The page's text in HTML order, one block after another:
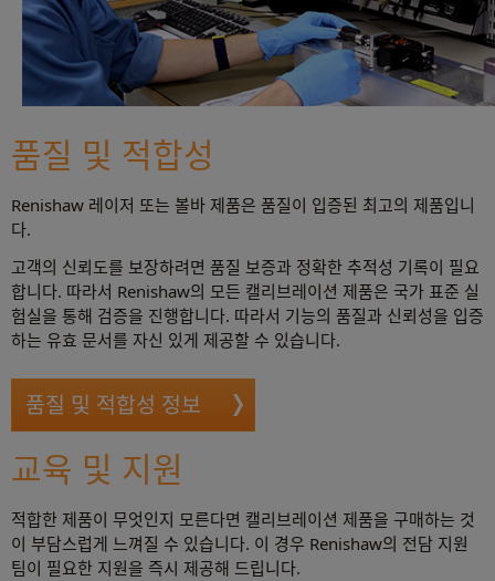
품질 및 적합성
Renishaw 레이저 또는 볼바 제품은 품질이 입증된 최고의 제품입니
다.
고객의 신뢰도를 보장하려면 품질 보증과 정확한 추적성 기록이 필요
합니다. 따라서 Renishaw의 모든 캘리브레이션 제품은 국가 표준 실
험실을 통해 검증을 진행합니다. 따라서 기능의 품질과 신뢰성을 입증
하는 유효 문서를 자신 있게 제공할 수 있습니다.
품질 및 적합성 정보
교육 및 지원
적합한 제품이 무엇인지 모른다면 캘리브레이션 제품을 구매하는 것
이 부담스럽게 느껴질 수 있습니다. 이 경우 Renishaw의 전담 지원
팀이 필요한 지원을 즉시 제공해 드립니다.